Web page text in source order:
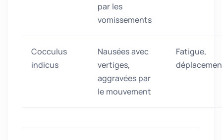
par les
vomissements
Cocculus
indicus
Nausées avec
vertiges,
aggravées par
le mouvement
Fatigue,